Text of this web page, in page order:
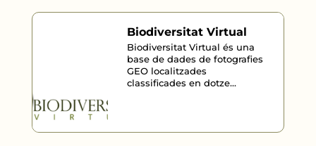
Biodiversitat Virtual
Biodiversitat Virtual és una
base de dades de fotografies
GEO localitzades
classificades en dotze...